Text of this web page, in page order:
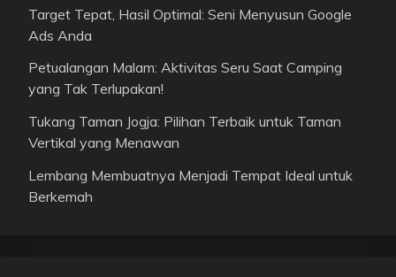
Target Tepat, Hasil Optimal: Seni Menyusun Google
Ads Anda
Petualangan Malam: Aktivitas Seru Saat Camping
yang Tak Terlupakan!
Tukang Taman Jogja: Pilihan Terbaik untuk Taman
Vertikal yang Menawan
Lembang Membuatnya Menjadi Tempat Ideal untuk
Berkemah